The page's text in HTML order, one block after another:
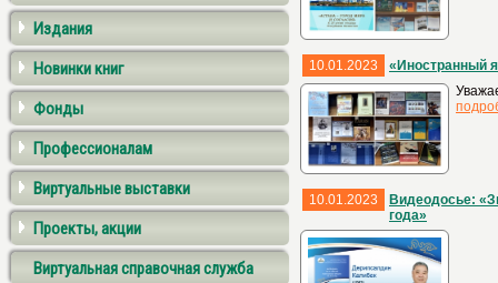
Издания
Новинки книг
Фонды
Профессионалам
Виртуальные выставки
Проекты, акции
Виртуальная справочная служба
10.01.2023
«Иностранный
10.01.2023
Видеодосье:
года»